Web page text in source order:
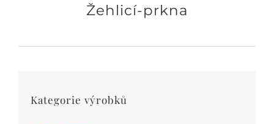
Žehlicí-prkna
Kategorie výrobků